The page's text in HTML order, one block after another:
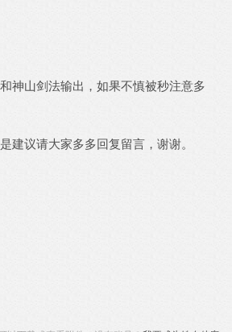
神山剑法输出，如果不慎被秒注意多
建议请大家多多回复留言，谢谢。